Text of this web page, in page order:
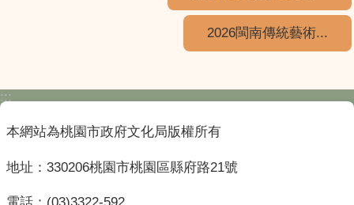
2026閩南傳統藝術...
:::
本網站為桃園市政府文化局版權所有
地址：330206桃園市桃園區縣府路21號